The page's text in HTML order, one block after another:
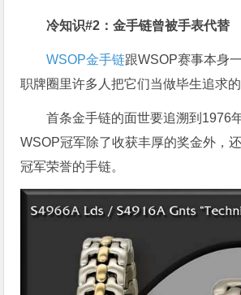
冷知识#2 ：金手链曾被手表代替
WSOP金手链跟WSOP赛事本身
职牌圈里许多人把它们当做毕生追求的
首条金手链的面世要追溯到1976
WSOP冠军除了收获丰厚的奖金外，
冠军荣誉的手链。